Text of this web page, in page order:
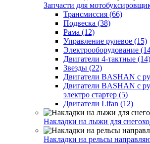
Запчасти для
Трансмиссия (66)
Подвеска (38)
Рама (12)
Управление рулевое (15)
Электрооборудование
Двигатели 4-тактные (14)
Звезды (22)
Двигатели BASHAN с
Двигатели BASHAN с
электро стартер (5)
Двигатели Lifan (12)
Накладки на лыжи для
Накладки на рельсы